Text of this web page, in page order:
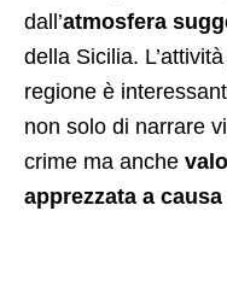
dall’atmosfera
della Sicilia.
regione è
non solo di narrare
crime ma anche
apprezzata a